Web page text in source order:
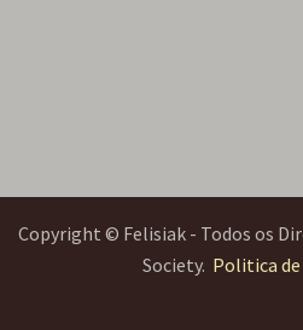
Copyright © Felisiak - Todos os
Society. Politica